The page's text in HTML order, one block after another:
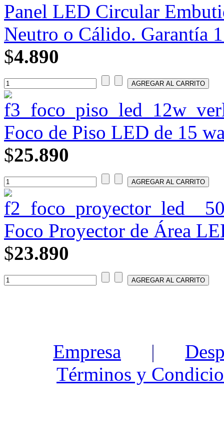
Panel LED Circular
Neutro o Cálido. Garantía
$4.890
Foco de Piso LED de 15
$25.890
Foco Proyector de Área
$23.890
Empresa |
Términos y